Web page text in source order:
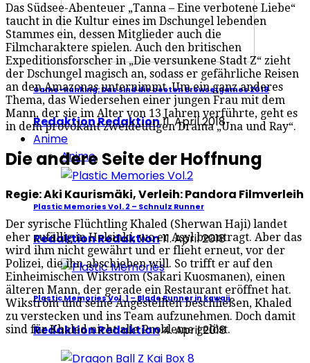
Game-Ranking: Das sind die besten Browsergames 2018
Redaktion Redaktion11. April 2018
Anime
Anime
Plastic Memories Vol. 2 – Schnulz Runner
Redaktion Redaktion11. April 2018
Plastic Memories Vol. 1 – Blade Runner in kawaii
Redaktion Redaktion4. April 2018
Das Südsee-Abenteuer „Tanna – Eine verbotene Liebe“
taucht in die Kultur eines im Dschungel lebenden
Stammes ein, dessen Mitglieder auch die
Filmcharaktere spielen. Auch den britischen
Expeditionsforscher in „Die versunkene Stadt Z“ zieht
der Dschungel magisch an, sodass er gefährliche Reisen
an den Amazonas unternimmt. Um ein ganz anderes
Thema, das Wiedersehen einer jungen Frau mit dem
Mann, der sie im Alter von 13 Jahren verführte, geht es
in dem provokant zweideutigen Drama „Una und Ray“.
Die andere Seite der Hoffnung
Regie: Aki Kaurismäki, Verleih: Pandora Filmverleih
Der syrische Flüchtling Khaled (Sherwan Haji) landet
eher zufällig in Helsinki, wo er Asyl beantragt. Aber das
wird ihm nicht gewährt und er flieht erneut, vor der
Polizei, die ihn abschieben will. So trifft er auf den
Einheimischen Wikström (Sakari Kuosmanen), einen
älteren Mann, der gerade ein Restaurant eröffnet hat.
Wikström und seine Angestellten beschließen, Khaled
zu verstecken und ins Team aufzunehmen. Doch damit
sind für Khaled nicht alle Probleme gelöst.